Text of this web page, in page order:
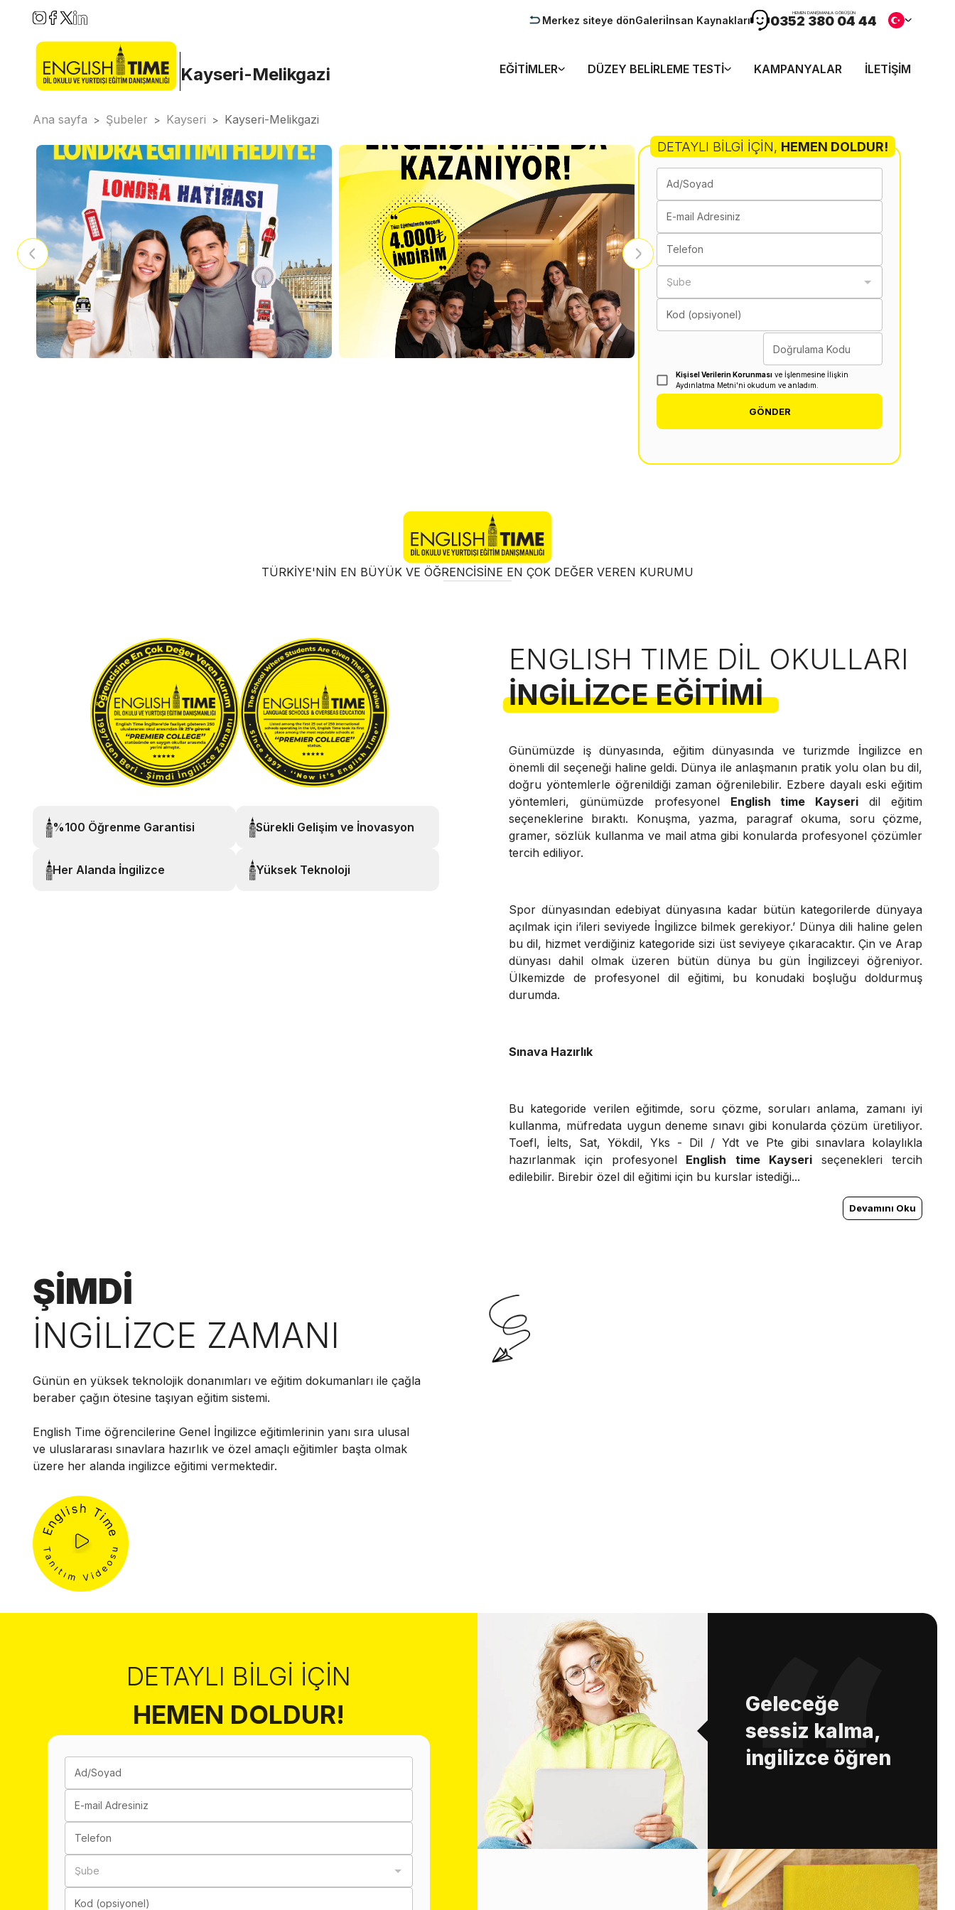
Merkez siteye dönGaleriİnsan Kaynakları
HEMEN DANIŞMANLA GÖRÜŞÜN
0352 380 04 44
Kayseri-Melikgazi EĞITIMLER DÜZEY BELIRLEME TESTI KAMPANYALAR İLETIŞIM
Ana sayfa > Şubeler > Kayseri > Kayseri-Melikgazi
DETAYLI BILGI İÇIN, HEMEN DOLDUR!
Ad/Soyad
E-mail Adresiniz
Telefon
Şube
Kod (opsiyonel)
Doğrulama Kodu
Kişisel Verilerin Korunması ve İşlenmesine İlişkin
Aydınlatma Metni'ni okudum ve anladım.
GÖNDER
TÜRKIYE'NIN EN BÜYÜK VE ÖĞRENCISINE EN ÇOK DEĞER VEREN KURUMU
%100 Öğrenme Garantisi Sürekli Gelişim ve İnovasyon
Her Alanda İngilizce Yüksek Teknoloji
ENGLISH TIME DIL OKULLARI
İNGILIZCE EĞITIMI
Günümüzde iş dünyasında, eğitim dünyasında ve turizmde İngilizce en
önemli dil seçeneği haline geldi. Dünya ile anlaşmanın pratik yolu olan bu dil,
doğru yöntemlerle öğrenildiği zaman öğrenilebilir. Ezbere dayalı eski eğitim
yöntemleri, günümüzde profesyonel English time Kayseri dil eğitim
seçeneklerine bıraktı. Konuşma, yazma, paragraf okuma, soru çözme,
gramer, sözlük kullanma ve mail atma gibi konularda profesyonel çözümler
tercih ediliyor.
Spor dünyasından edebiyat dünyasına kadar bütün kategorilerde dünyaya
açılmak için i’ileri seviyede İngilizce bilmek gerekiyor.’ Dünya dili haline gelen
bu dil, hizmet verdiğiniz kategoride sizi üst seviyeye çıkaracaktır. Çin ve Arap
dünyası dahil olmak üzeren bütün dünya bu gün İngilizceyi öğreniyor.
Ülkemizde de profesyonel dil eğitimi, bu konudaki boşluğu doldurmuş
durumda.
Sınava Hazırlık
Bu kategoride verilen eğitimde, soru çözme, soruları anlama, zamanı iyi
kullanma, müfredata uygun deneme sınavı gibi konularda çözüm üretiliyor.
Toefl, İelts, Sat, Yökdil, Yks - Dil / Ydt ve Pte gibi sınavlara kolaylıkla
hazırlanmak için profesyonel English time Kayseriseçenekleri tercih
edilebilir. Birebir özel dil eğitimi için bu kurslar istediği...
Devamını Oku
ŞİMDİ
İNGİLİZCE ZAMANI
Günün en yüksek teknolojik donanımları ve eğitim dokumanları ile çağla
beraber çağın ötesine taşıyan eğitim sistemi.
English Time öğrencilerine Genel İngilizce eğitimlerinin yanı sıra ulusal
ve uluslararası sınavlara hazırlık ve özel amaçlı eğitimler başta olmak
üzere her alanda ingilizce eğitimi vermektedir.
DETAYLI BILGI İÇIN
HEMEN DOLDUR!
Ad/Soyad
E-mail Adresiniz
Telefon
Şube
Kod (opsiyonel)
Geleceğe
sessiz kalma,
ingilizce öğren